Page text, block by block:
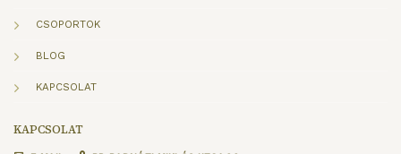
CSOPORTOK
BLOG
KAPCSOLAT
KAPCSOLAT